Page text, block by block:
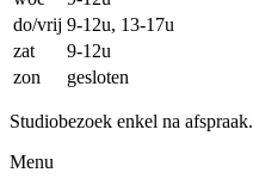
do/vrij 9-12u, 13-17u
zat
9-12u
zon
gesloten
Studiobezoek enkel na afspraak.
Menu